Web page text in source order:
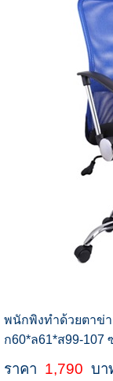
พนักพิงทำด้วยตาข่
ก60*ล61*ส99-107
ราคา 1,790 บา